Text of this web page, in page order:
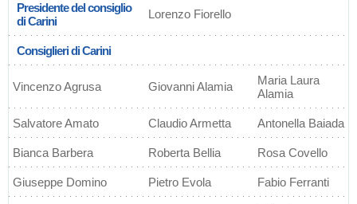
Presidente del consiglio
di Carini
Lorenzo Fiorello
Consiglieri di Carini
Vincenzo Agrusa Giovanni Alamia
Maria Laura
Alamia
Salvatore Amato Claudio Armetta Antonella Baiada
Bianca Barbera Roberta Bellia Rosa Covello
Giuseppe Domino Pietro Evola Fabio Ferranti